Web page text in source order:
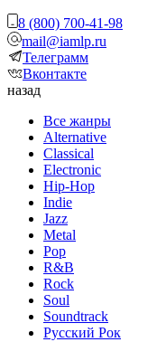
8 (800) 700-41-98
mail@iamlp.ru
Телеграмм
Вконтакте
назад
Все жанры
Alternative
Classical
Electronic
Hip-Hop
Indie
Jazz
Metal
Pop
R&B
Rock
Soul
Soundtrack
Русский Рок